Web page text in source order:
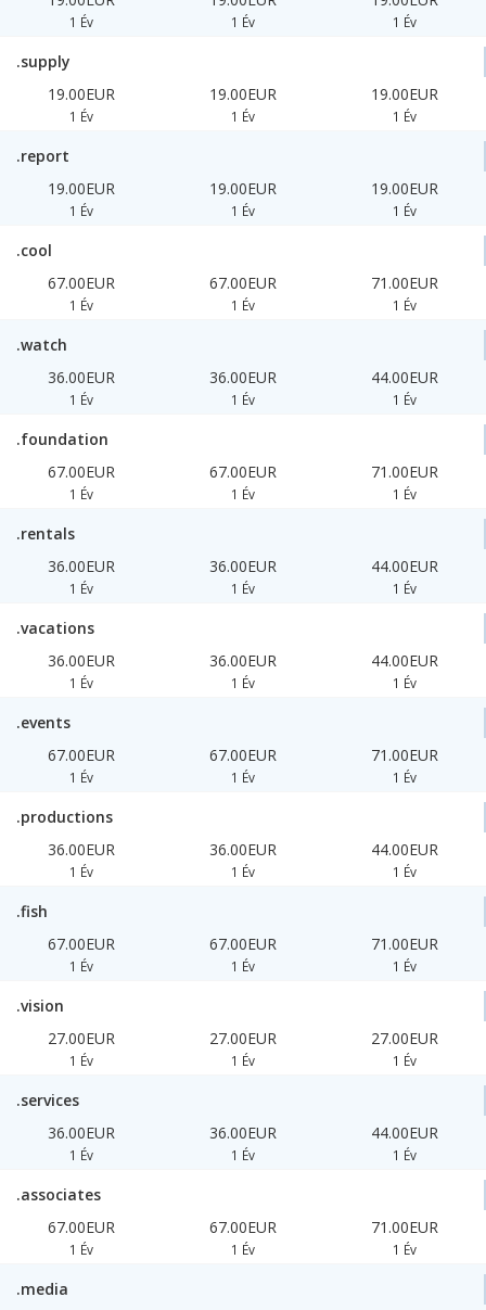
1 Év 1 Év 1 Év
.supply
19.00EUR
1 Év
19.00EUR
1 Év
19.00EUR
1 Év
.report
19.00EUR
1 Év
19.00EUR
1 Év
19.00EUR
1 Év
.cool
67.00EUR
1 Év
67.00EUR
1 Év
71.00EUR
1 Év
.watch
36.00EUR
1 Év
36.00EUR
1 Év
44.00EUR
1 Év
.foundation
67.00EUR
1 Év
67.00EUR
1 Év
71.00EUR
1 Év
.rentals
36.00EUR
1 Év
36.00EUR
1 Év
44.00EUR
1 Év
.vacations
36.00EUR
1 Év
36.00EUR
1 Év
44.00EUR
1 Év
.events
67.00EUR
1 Év
67.00EUR
1 Év
71.00EUR
1 Év
.productions
36.00EUR
1 Év
36.00EUR
1 Év
44.00EUR
1 Év
.fish
67.00EUR
1 Év
67.00EUR
1 Év
71.00EUR
1 Év
.vision
27.00EUR
1 Év
27.00EUR
1 Év
27.00EUR
1 Év
.services
36.00EUR
1 Év
36.00EUR
1 Év
44.00EUR
1 Év
.associates
67.00EUR
1 Év
67.00EUR
1 Év
71.00EUR
1 Év
.media